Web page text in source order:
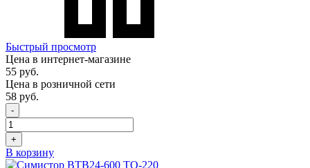
Быстрый просмотр
Цена в интернет-магазине
55 руб.
Цена в розничной сети
58 руб.
-
+
В корзину